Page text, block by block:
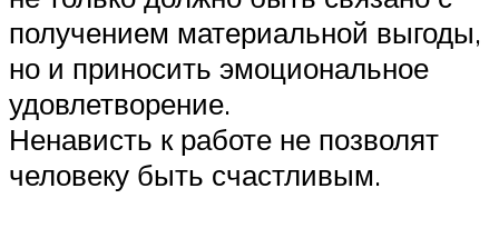
получением материальной выгоды,
но и приносить эмоциональное
удовлетворение.
Ненависть к работе не позволят
человеку быть счастливым.